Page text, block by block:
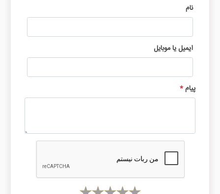
نام
ایمیل یا موبایل
پیام*